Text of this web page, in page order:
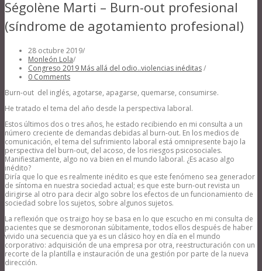
Ségolène Marti – Burn-out profesional
(síndrome de agotamiento profesional)
28 octubre 2019/
Monleón Lola/
Congreso 2019 Más allá del odio..violencias inéditas/
0 Comments
Burn-out del inglés, agotarse, apagarse, quemarse, consumirse.
He tratado el tema del año desde la perspectiva laboral.
Estos últimos dos o tres años, he estado recibiendo en mi consulta a un
número creciente de demandas debidas al burn-out. En los medios de
comunicación, el tema del sufrimiento laboral está omnipresente bajo la
perspectiva del burn-out, del acoso, de los riesgos psicosociales.
Manifiestamente, algo no va bien en el mundo laboral. ¿Es acaso algo
inédito?
Diría que lo que es realmente inédito es que este fenómeno sea generador
de síntoma en nuestra sociedad actual; es que este burn-out revista un
dirigirse al otro para decir algo sobre los efectos de un funcionamiento de
sociedad sobre los sujetos, sobre algunos sujetos.
La reflexión que os traigo hoy se basa en lo que escucho en mi consulta de
pacientes que se desmoronan súbitamente, todos ellos después de haber
vivido una secuencia que ya es un clásico hoy en día en el mundo
corporativo: adquisición de una empresa por otra, reestructuración con un
recorte de la plantilla e instauración de una gestión por parte de la nueva
dirección.